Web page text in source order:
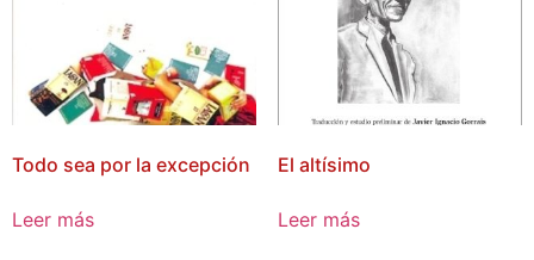
Todo sea por la excepción
Leer más
El altísimo
Leer más